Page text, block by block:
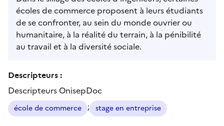
écoles de commerce proposent à leurs étudiants
de se confronter, au sein du monde ouvrier ou
humanitaire, à la réalité du terrain, à la pénibilité
au travail et à la diversité sociale.
Descripteurs :
Descripteurs OnisepDoc
école de commerce ; stage en entreprise